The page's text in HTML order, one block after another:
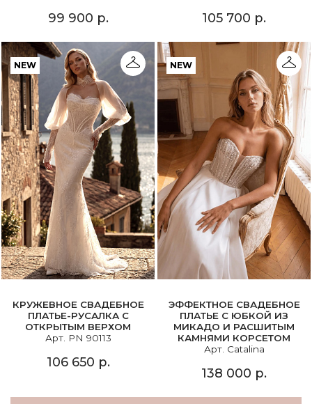
99 900 р. 105 700 р.
NEW
КРУЖЕВНОЕ СВАДЕБНОЕ
ПЛАТЬЕ-РУСАЛКА С
ОТКРЫТЫМ ВЕРХОМ
Арт. PN 90113
106 650 р.
NEW
ЭФФЕКТНОЕ СВАДЕБНОЕ
ПЛАТЬЕ С ЮБКОЙ ИЗ
МИКАДО И РАСШИТЫМ
КАМНЯМИ КОРСЕТОМ
Арт. Catalina
138 000 р.